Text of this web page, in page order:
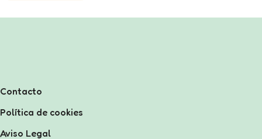
Contacto
Política de cookies
Aviso Legal